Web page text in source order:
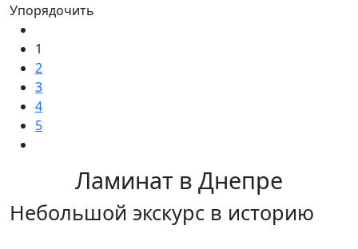
Упорядочить
1
2
3
4
5
Ламинат в Днепре
Небольшой экскурс в историю